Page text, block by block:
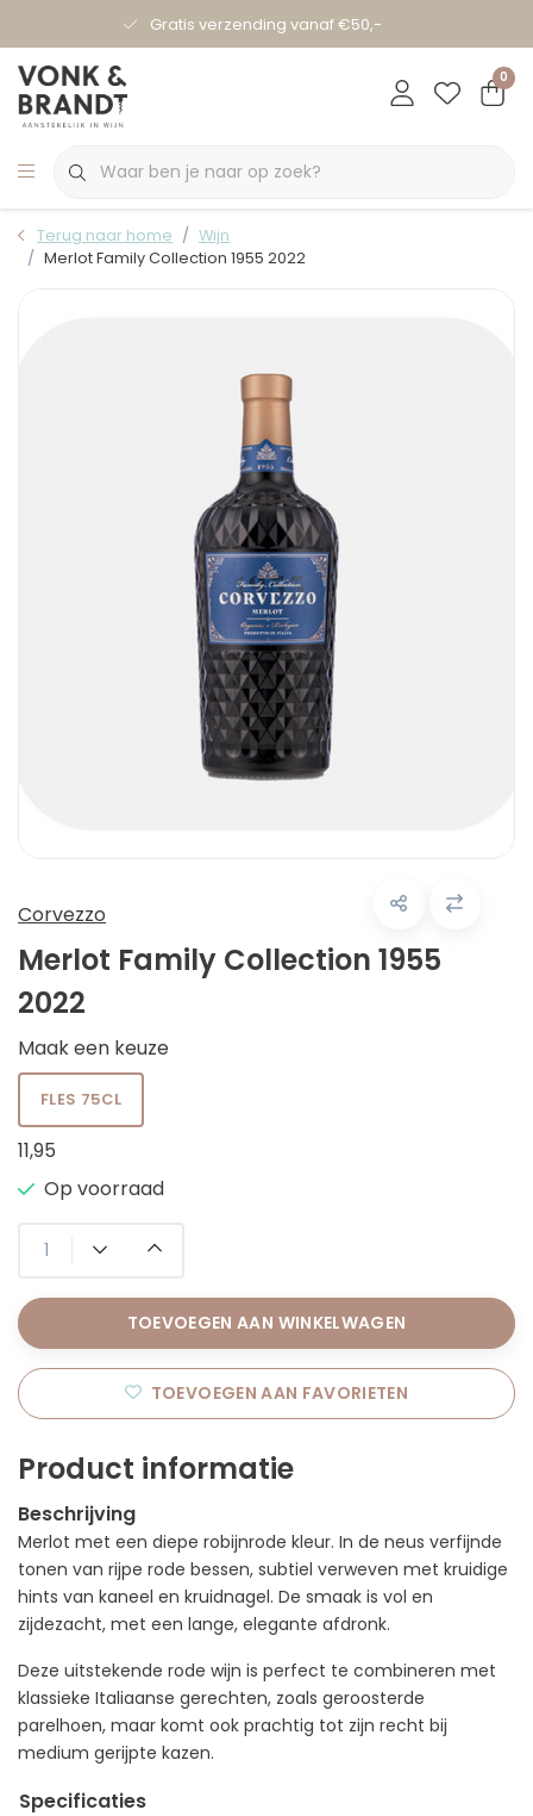
Gratis verzending vanaf €50,-
0
Terug naar home
Wijn
Merlot Family Collection 1955 2022
Corvezzo
Merlot Family Collection 1955
2022
Maak een keuze
FLES 75CL
11,95
Op voorraad
TOEVOEGEN AAN WINKELWAGEN
TOEVOEGEN AAN FAVORIETEN
Product informatie
Beschrijving
Merlot met een diepe robijnrode kleur. In de neus verfijnde
tonen van rijpe rode bessen, subtiel verweven met kruidige
hints van kaneel en kruidnagel. De smaak is vol en
zijdezacht, met een lange, elegante afdronk.
Deze uitstekende rode wijn is perfect te combineren met
klassieke Italiaanse gerechten, zoals geroosterde
parelhoen, maar komt ook prachtig tot zijn recht bij
medium gerijpte kazen.
Specificaties